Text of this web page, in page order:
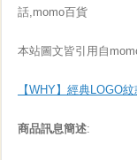
話,momo百貨
本站圖文皆引用自
【WHY】經典LOGO
商品訊息簡述: